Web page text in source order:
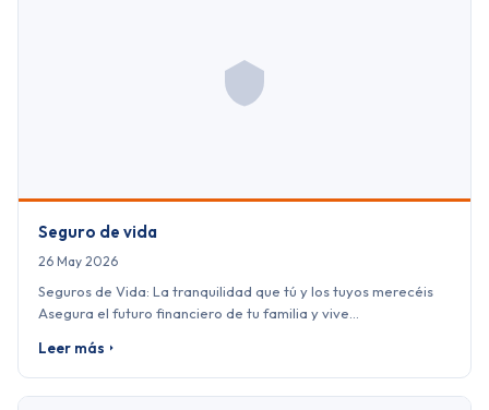
Seguro de vida
26 May 2026
Seguros de Vida: La tranquilidad que tú y los tuyos merecéis
Asegura el futuro financiero de tu familia y vive…
Leer más